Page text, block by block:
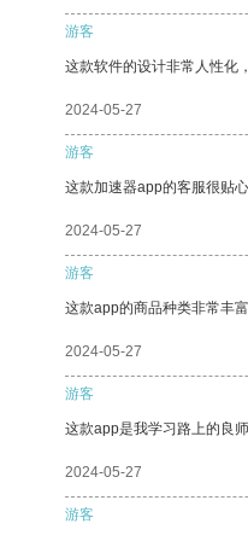
游客
这款软件的设计非常人性化
2024-05-27
游客
这款加速器app的客服很贴
2024-05-27
游客
这款app的商品种类非常丰
2024-05-27
游客
这款app是我学习路上的良
2024-05-27
游客